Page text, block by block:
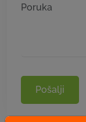
Pošalji